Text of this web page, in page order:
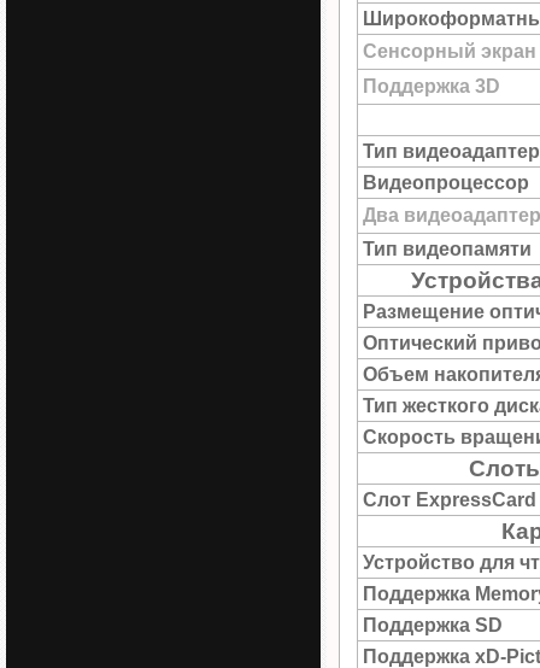
Сенсорный экран
Поддержка 3D
Тип
Видеопроцессор
Два
Тип видеопамяти
Размещение
Оптический
Объем
Тип жесткого
Скорость
Слот ExpressCard
Устройство для
Поддержка
Поддержка SD
Поддержка xD-